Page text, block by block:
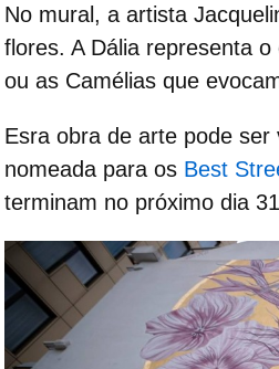
No mural, a artista
flores. A Dália representa
ou as Camélias que
Esra obra de arte pode
nomeada para os Best
terminam no próximo dia